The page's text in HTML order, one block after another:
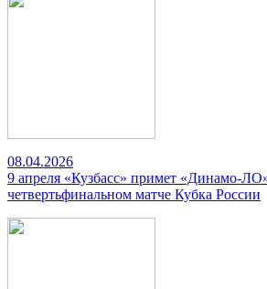
08.04.2026
9 апреля «Кузбасс» примет «Динамо-
четвертьфинальном матче Кубка России